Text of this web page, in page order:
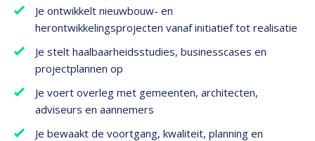
Je ontwikkelt nieuwbouw- en
herontwikkelingsprojecten vanaf initiatief tot realisatie
Je stelt haalbaarheidsstudies, businesscases en
projectplannen op
Je voert overleg met gemeenten, architecten,
adviseurs en aannemers
Je bewaakt de voortgang, kwaliteit, planning en